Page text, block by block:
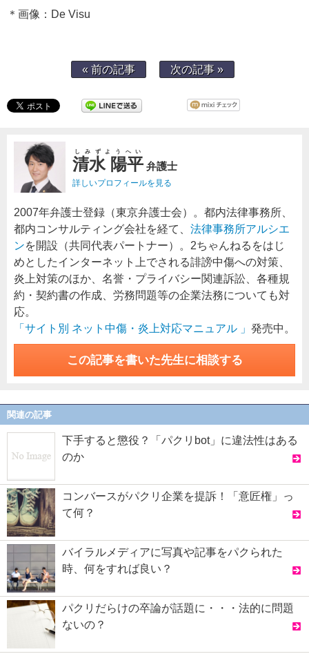
＊画像：De Visu
« 前の記事 次の記事 »
清水 陽平
しみずようへい
弁護士
詳しいプロフィールを見る
2007年弁護士登録（東京弁護士会）。都内法律事務所、
都内コンサルティング会社を経て、 法律事務所アルシエ
ンを開設（共同代表パートナー）。2ちゃんねるをはじ
めとしたインターネット上でされる誹謗中傷への対策、
炎上対策のほか、名誉・プライバシー関連訴訟、各種規
約・契約書の作成、労務問題等の企業法務についても対
応。
「サイト別 ネット中傷・炎上対応マニュアル 」 発売中。
この記事を書いた先生に相談する
関連の記事
下手すると懲役？「パクリbot」に違法性はある
のか
コンバースがパクリ企業を提訴！「意匠権」っ
て何？
バイラルメディアに写真や記事をパクられた
時、何をすれば良い？
パクリだらけの卒論が話題に・・・法的に問題
ないの？